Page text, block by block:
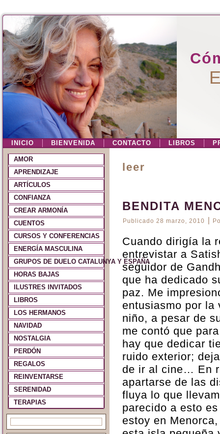
INICIO BIENVENIDA CONTACTO LIBROS
AMOR
APRENDIZAJE
ARTÍCULOS
CONFIANZA
CREAR ARMONÍA
CUENTOS
CURSOS Y CONFERENCIAS
ENERGÍA MASCULINA
GRUPOS DE DUELO CATALUNYA Y ESPAÑA
HORAS BAJAS
ILUSTRES INVITADOS
LIBROS
LOS HERMANOS
NAVIDAD
NOSTALGIA
PERDÓN
REGALOS
REINVENTARSE
SERENIDAD
TERAPIAS
leer
BENDITA
Publicado 28 marzo, 2010
Cuando dirigía la
entrevistar a
seguidor de
que ha dedicado
paz. Me
entusiasmo por la
niño, a pesar de
me contó que
hay que dedicar
ruido exterior;
de ir al cine… En
apartarse de las
fluya lo que
parecido a esto
estoy en